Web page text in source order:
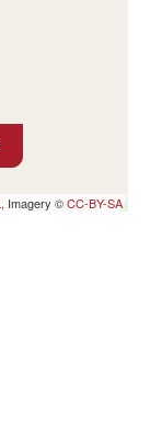
, Imagery ©CC-BY-SA